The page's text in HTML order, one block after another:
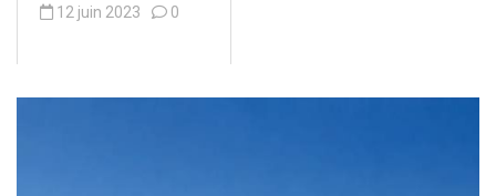
12 juin 2023 0